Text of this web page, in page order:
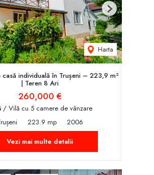
Harta
Next
casă individuală în Trușeni – 223,9 m²
| Teren 8 Ari
260,000 €
/ Vilă cu 5 camere de vânzare
223.9 mp
2006
Vezi mai multe detalii